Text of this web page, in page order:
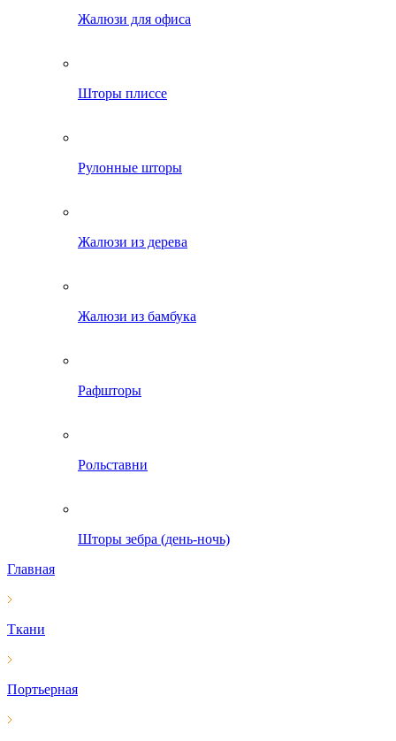
Жалюзи для офиса
Шторы плиссе
Рулонные шторы
Жалюзи из дерева
Жалюзи из бамбука
Рафшторы
Рольставни
Шторы зебра (день-ночь)
Главная
Ткани
Портьерная